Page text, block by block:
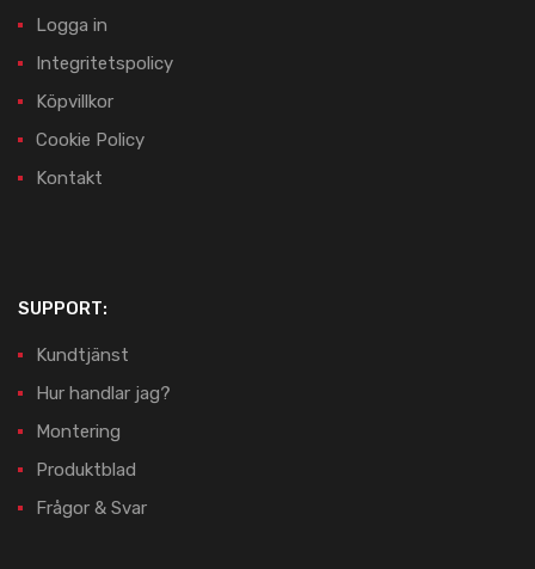
Logga in
Integritetspolicy
Köpvillkor
Cookie Policy
Kontakt
SUPPORT:
Kundtjänst
Hur handlar jag?
Montering
Produktblad
Frågor & Svar